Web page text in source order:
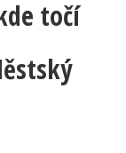
točí